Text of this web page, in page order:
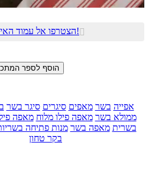
הצטרפו אל עמוד האינסטגרם של ארז!
אפייה בשר מאפים סיגרים סיגר בשר
ממולא בשר מאפה פילו מלוח מאפה
בשרית מאפה בשר מנות פתיחה
בקר טחון